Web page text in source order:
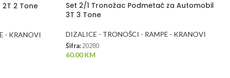
2 Tone
- KRANOVI
Set 2/1 Tronožac Podmetač za Automobil
3T 3 Tone
DIZALICE - TRONOŠCI - RAMPE - KRANOVI
Šifra: 20280
60.00KM